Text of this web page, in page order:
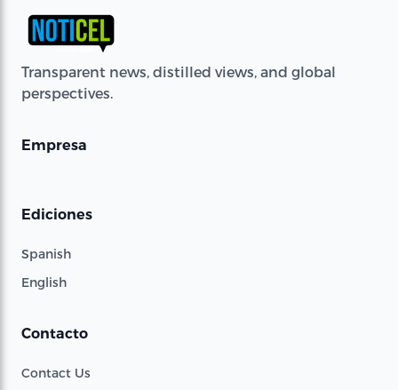
Transparent news, distilled views, and global
perspectives.
Empresa
Ediciones
Spanish
English
Contacto
Contact Us